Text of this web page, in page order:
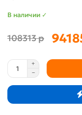
В наличии ✓
108313 р